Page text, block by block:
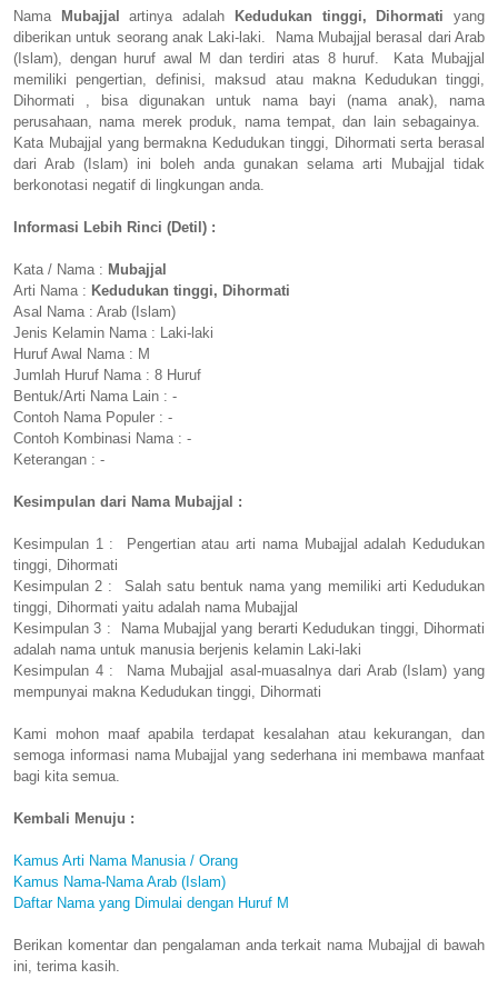
Nama Mubajjal artinya adalah Kedudukan tinggi, Dihormatiyang
diberikan untuk seorang anak Laki-laki. Nama Mubajjal berasal dari Arab
(Islam), dengan huruf awal M dan terdiri atas 8 huruf. Kata Mubajjal
memiliki pengertian, definisi, maksud atau makna Kedudukan tinggi,
Dihormati , bisa digunakan untuk nama bayi (nama anak), nama
perusahaan, nama merek produk, nama tempat, dan lain sebagainya.
Kata Mubajjal yang bermakna Kedudukan tinggi, Dihormati serta berasal
dari Arab (Islam) ini boleh anda gunakan selama arti Mubajjal tidak
berkonotasi negatif di lingkungan anda.
Informasi Lebih Rinci (Detil) :
Kata / Nama : Mubajjal
Arti Nama : Kedudukan tinggi, Dihormati
Asal Nama : Arab (Islam)
Jenis Kelamin Nama : Laki-laki
Huruf Awal Nama : M
Jumlah Huruf Nama : 8 Huruf
Bentuk/Arti Nama Lain : -
Contoh Nama Populer : -
Contoh Kombinasi Nama : -
Keterangan : -
Kesimpulan dari Nama Mubajjal :
Kesimpulan 1 : Pengertian atau arti nama Mubajjal adalah Kedudukan
tinggi, Dihormati
Kesimpulan 2 : Salah satu bentuk nama yang memiliki arti Kedudukan
tinggi, Dihormati yaitu adalah nama Mubajjal
Kesimpulan 3 : Nama Mubajjal yang berarti Kedudukan tinggi, Dihormati
adalah nama untuk manusia berjenis kelamin Laki-laki
Kesimpulan 4 : Nama Mubajjal asal-muasalnya dari Arab (Islam) yang
mempunyai makna Kedudukan tinggi, Dihormati
Kami mohon maaf apabila terdapat kesalahan atau kekurangan, dan
semoga informasi nama Mubajjal yang sederhana ini membawa manfaat
bagi kita semua.
Kembali Menuju :
Kamus Arti Nama Manusia / Orang
Kamus Nama-Nama Arab (Islam)
Daftar Nama yang Dimulai dengan Huruf M
Berikan komentar dan pengalaman anda terkait nama Mubajjal di bawah
ini, terima kasih.